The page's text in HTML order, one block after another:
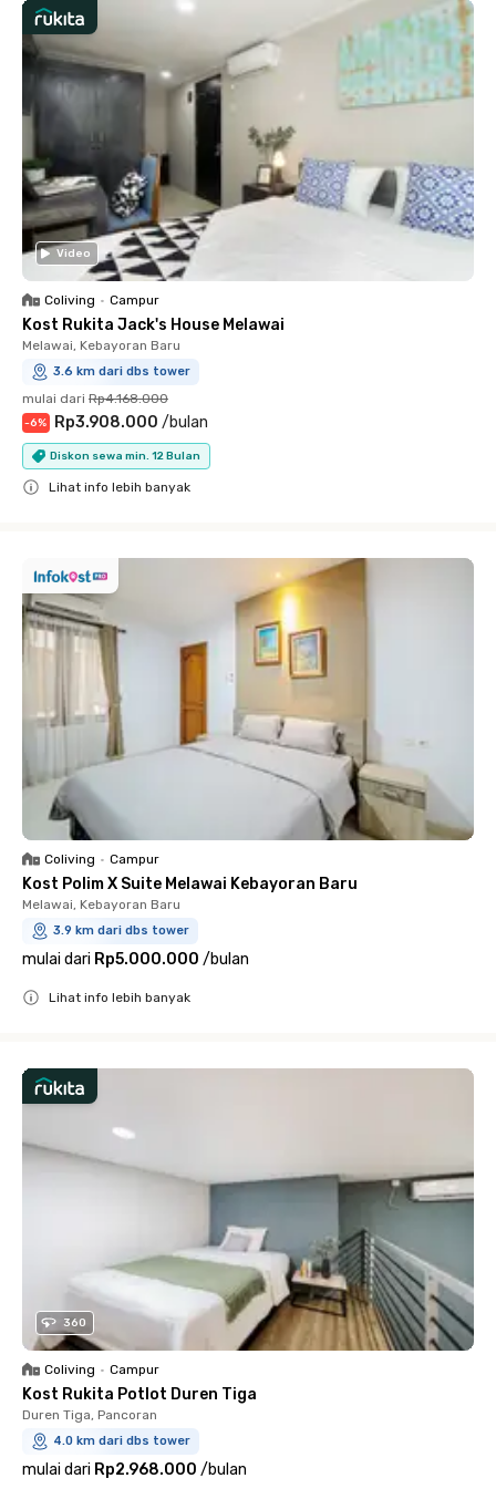
Video
Coliving • Campur
Kost Rukita Jack's House Melawai
Melawai, Kebayoran Baru
3.6 km dari dbs tower
mulai dari Rp4.168.000
-6% Rp3.908.000 /bulan
Diskon sewa min. 12 Bulan
Lihat info lebih banyak
Coliving • Campur
Kost Polim X Suite Melawai Kebayoran Baru
Melawai, Kebayoran Baru
3.9 km dari dbs tower
mulai dari Rp5.000.000 /bulan
Lihat info lebih banyak
360
Coliving • Campur
Kost Rukita Potlot Duren Tiga
Duren Tiga, Pancoran
4.0 km dari dbs tower
mulai dari Rp2.968.000 /bulan